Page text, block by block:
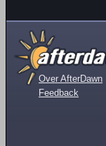
Over AfterDawn
Feedback